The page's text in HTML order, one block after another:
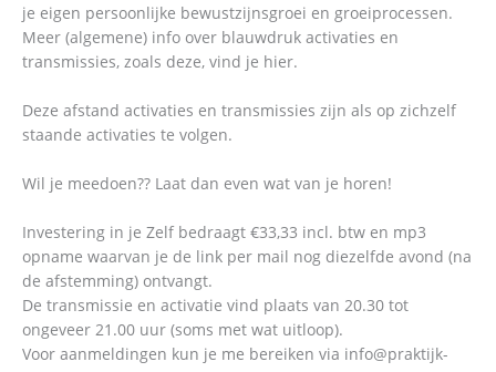
je eigen persoonlijke bewustzijnsgroei en groeiprocessen.
Meer (algemene) info over blauwdruk activaties en
transmissies, zoals deze, vind je hier.
Deze afstand activaties en transmissies zijn als op zichzelf
staande activaties te volgen.
Wil je meedoen?? Laat dan even wat van je horen!
Investering in je Zelf bedraagt €33,33 incl. btw en mp3
opname waarvan je de link per mail nog diezelfde avond (na
de afstemming) ontvangt.
De transmissie en activatie vind plaats van 20.30 tot
ongeveer 21.00 uur (soms met wat uitloop).
Voor aanmeldingen kun je me bereiken via info@praktijk-